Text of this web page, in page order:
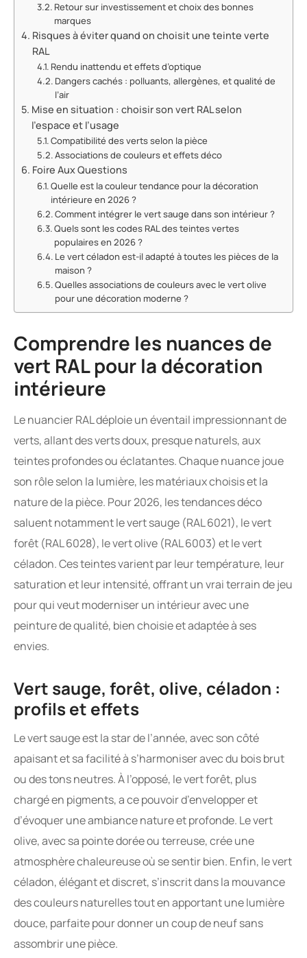
Retour sur investissement et choix des bonnes
marques
Risques à éviter quand on choisit une teinte verte
RAL
Rendu inattendu et effets d’optique
Dangers cachés : polluants, allergènes, et qualité de
l’air
Mise en situation : choisir son vert RAL selon
l’espace et l’usage
Compatibilité des verts selon la pièce
Associations de couleurs et effets déco
Foire Aux Questions
Quelle est la couleur tendance pour la décoration
intérieure en 2026 ?
Comment intégrer le vert sauge dans son intérieur ?
Quels sont les codes RAL des teintes vertes
populaires en 2026 ?
Le vert céladon est-il adapté à toutes les pièces de la
maison ?
Quelles associations de couleurs avec le vert olive
pour une décoration moderne ?
Comprendre les nuances de
vert RAL pour la décoration
intérieure
Le nuancier RAL déploie un éventail impressionnant de
verts, allant des verts doux, presque naturels, aux
teintes profondes ou éclatantes. Chaque nuance joue
son rôle selon la lumière, les matériaux choisis et la
nature de la pièce. Pour 2026, les tendances déco
saluent notamment le vert sauge (RAL 6021), le vert
forêt (RAL 6028), le vert olive (RAL 6003) et le vert
céladon. Ces teintes varient par leur température, leur
saturation et leur intensité, offrant un vrai terrain de jeu
pour qui veut moderniser un intérieur avec une
peinture de qualité, bien choisie et adaptée à ses
envies.
Vert sauge, forêt, olive, céladon :
profils et effets
Le vert sauge est la star de l’année, avec son côté
apaisant et sa facilité à s’harmoniser avec du bois brut
ou des tons neutres. À l’opposé, le vert forêt, plus
chargé en pigments, a ce pouvoir d’envelopper et
d’évoquer une ambiance nature et profonde. Le vert
olive, avec sa pointe dorée ou terreuse, crée une
atmosphère chaleureuse où se sentir bien. Enfin, le vert
céladon, élégant et discret, s’inscrit dans la mouvance
des couleurs naturelles tout en apportant une lumière
douce, parfaite pour donner un coup de neuf sans
assombrir une pièce.